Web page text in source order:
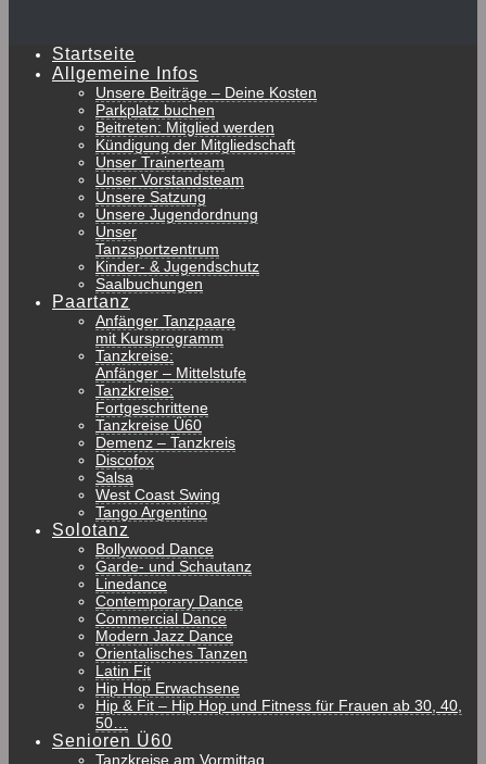
Startseite
Allgemeine Infos
Unsere Beiträge – Deine Kosten
Parkplatz buchen
Beitreten: Mitglied werden
Kündigung der Mitgliedschaft
Unser Trainerteam
Unser Vorstandsteam
Unsere Satzung
Unsere Jugendordnung
Unser
Tanzsportzentrum
Kinder- & Jugendschutz
Saalbuchungen
Paartanz
Anfänger Tanzpaare
mit Kursprogramm
Tanzkreise:
Anfänger – Mittelstufe
Tanzkreise:
Fortgeschrittene
Tanzkreise Ü60
Demenz – Tanzkreis
Discofox
Salsa
West Coast Swing
Tango Argentino
Solotanz
Bollywood Dance
Garde- und Schautanz
Linedance
Contemporary Dance
Commercial Dance
Modern Jazz Dance
Orientalisches Tanzen
Latin Fit
Hip Hop Erwachsene
Hip & Fit – Hip Hop und Fitness für Frauen ab 30, 40,
50…
Senioren Ü60
Tanzkreise am Vormittag